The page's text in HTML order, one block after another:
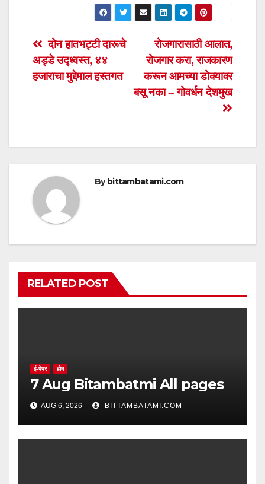
s
A
p
e
b
o
tt
er
ail ar
e
Post
navigation
रोजगारासाठी आलात,
रोजगार करा, राजकारण
करून आमच्या डोक्यावर
बसू नका – गोवर्धन देशमुख
दोन हातभट्टी दारूचे
अड्डे उद्ध्वस्त, ४४
हजाराचा मुद्देमाल हस्तगत
Bybittambatami.com
RELATED POST
ई-पेपर होम
7 Aug Bitambatmi All pages
AUG 6, 2026 BITTAMBATAMI.COM